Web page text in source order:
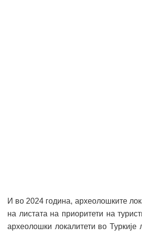
И во 2024 година, археолошките
на листата на приоритети на
археолошки локалитети во Туркије